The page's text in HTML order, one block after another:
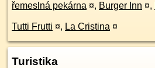
řemeslná pekárna ¤, Burger Inn ¤,
Tutti Frutti ¤, La Cristina ¤
Turistika